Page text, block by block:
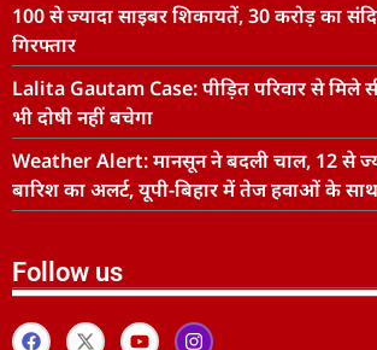
100 से ज्यादा साइबर शिकायतें, 30 करोड़ का
गिरफ्तार
Lalita Gautam Case: पीड़ित परिवार से मिले
भी दोषी नहीं बचेगा
Weather Alert: मानसून ने बदली चाल, 12 से
बारिश का अलर्ट, यूपी-बिहार में तेज हवाओं के
Follow us